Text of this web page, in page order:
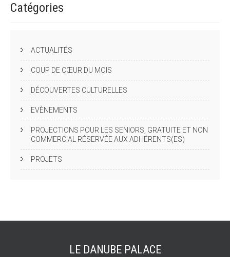
Catégories
ACTUALITÉS
COUP DE CŒUR DU MOIS
DÉCOUVERTES CULTURELLES
EVÈNEMENTS
PROJECTIONS POUR LES SENIORS, GRATUITE ET NON
COMMERCIAL RÉSERVÉE AUX ADHÉRENTS(ES)
PROJETS
LE DANUBE PALACE